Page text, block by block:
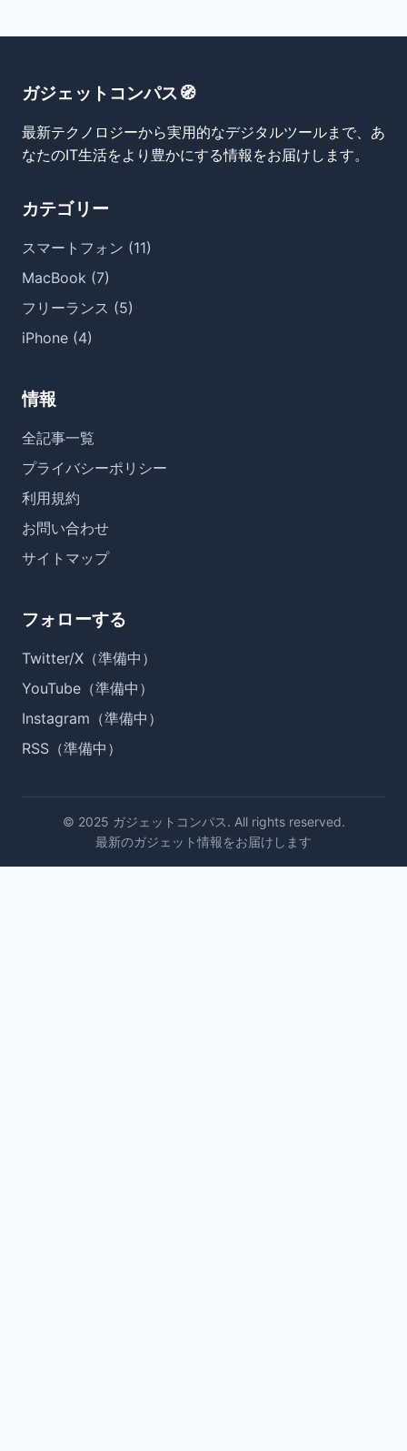
ガジェットコンパス🧭
最新テクノロジーから実用的なデジタルツールまで、あ
なたのIT生活をより豊かにする情報をお届けします。
カテゴリー
スマートフォン (11)
MacBook (7)
フリーランス (5)
iPhone (4)
情報
全記事一覧
プライバシーポリシー
利用規約
お問い合わせ
サイトマップ
フォローする
Twitter/X（準備中）
YouTube（準備中）
Instagram（準備中）
RSS（準備中）
© 2025 ガジェットコンパス. All rights reserved.
最新のガジェット情報をお届けします